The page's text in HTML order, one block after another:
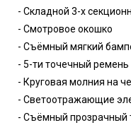
- Складной 3-х
- Смотровое окошко
- Съёмный мягкий
- 5-ти точечный ремень
- Круговая молния на
- Светоотражающие
- Съёмный прозрачный